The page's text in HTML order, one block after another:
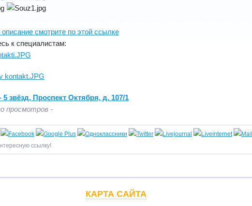
смотрите по этой ссылке
к специалистам:
звёзд, Проспект Октября, д. 107/1
просмотров -
ссылку!
КАРТА САЙТА